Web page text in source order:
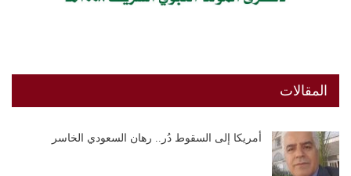
المقالات
أمريكا إلى السقوط دُر.. رهان السعودي الخاسر